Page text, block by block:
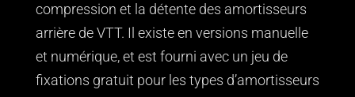
compression et la détente des amortisseurs
arrière de VTT. Il existe en versions manuelle
et numérique, et est fourni avec un jeu de
fixations gratuit pour les types d’amortisseurs